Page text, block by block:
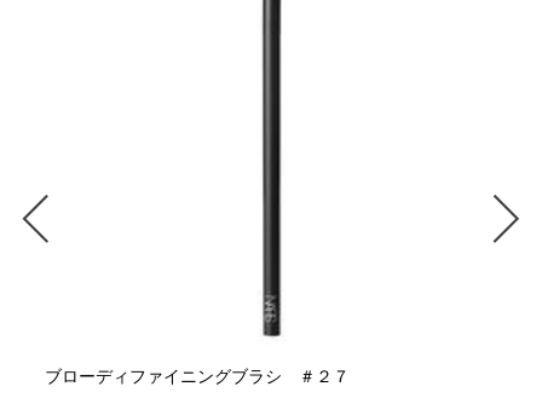
ブローディファイニングブラシ ＃２７